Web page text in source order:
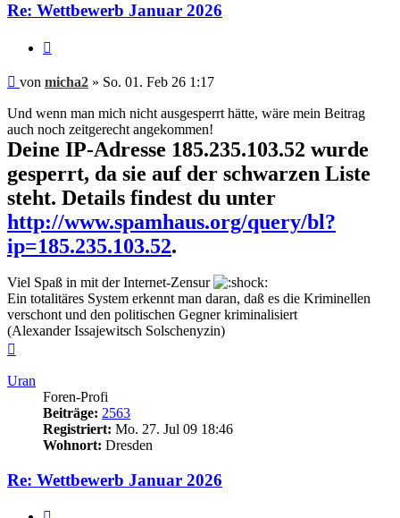
Re: Wettbewerb Januar 2026
Beitrag
von micha2 » So. 01. Feb 26 1:17
Und wenn man mich nicht ausgesperrt hätte, wäre mein Beitrag
auch noch zeitgerecht angekommen!
Deine IP-Adresse 185.235.103.52 wurde
gesperrt, da sie auf der schwarzen Liste
steht. Details findest du unter
http://www.spamhaus.org/query/bl?
ip=185.235.103.52.
Viel Spaß in mit der Internet-Zensur
Ein totalitäres System erkennt man daran, daß es die Kriminellen
verschont und den politischen Gegner kriminalisiert
(Alexander Issajewitsch Solschenyzin)
Uran
Foren-Profi
Beiträge: 2563
Registriert: Mo. 27. Jul 09 18:46
Wohnort: Dresden
Re: Wettbewerb Januar 2026